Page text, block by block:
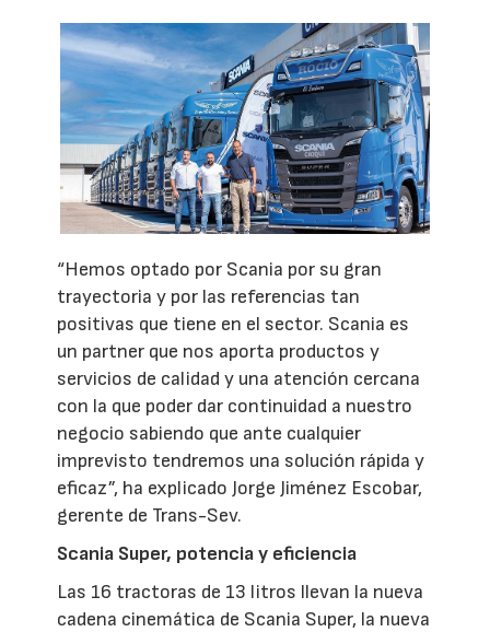
“Hemos optado por Scania por su gran
trayectoria y por las referencias tan
positivas que tiene en el sector. Scania es
un partner que nos aporta productos y
servicios de calidad y una atención cercana
con la que poder dar continuidad a nuestro
negocio sabiendo que ante cualquier
imprevisto tendremos una solución rápida y
eficaz”, ha explicado Jorge Jiménez Escobar,
gerente de Trans-Sev.
Scania Super, potencia y eficiencia
Las 16 tractoras de 13 litros llevan la nueva
cadena cinemática de Scania Super, la nueva